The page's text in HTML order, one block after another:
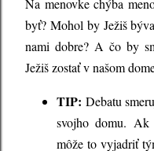
Na menovke chýba
byť? Mohol by Ježiš
nami dobre? A čo by
Ježiš zostať v našom
TIP: Debatu
svojho domu. Ak
môže to vyjadriť